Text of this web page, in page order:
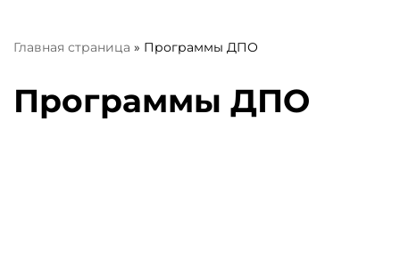
Главная страница » Программы ДПО
Программы ДПО